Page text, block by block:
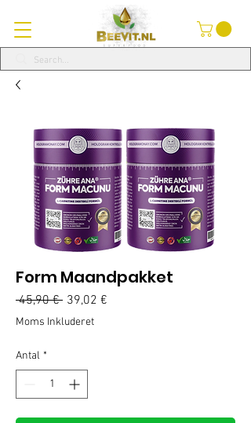
Form Maandpakket
45,90 € Regulær
pris
39,02 €
Moms Inkluderet
Antal *